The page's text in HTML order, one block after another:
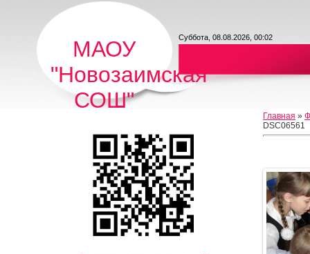
МАОУ
"Новозаимская
СОШ"
Суббота, 08.08.2026, 00:02
Главная »
DSC06561